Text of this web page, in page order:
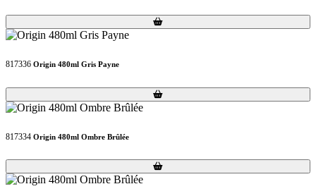
Loading...
Loading...
817336 Origin 480ml Gris Payne
Loading...
Loading...
817334 Origin 480ml Ombre Brûlée
Loading...
Loading...